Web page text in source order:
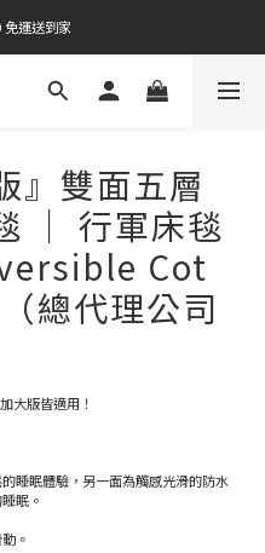
運送到家
運送到家
運送到家
』雙面五層
｜ 行軍床毯
Cot
總代理公司
大版皆適用！
睡眠體驗，另一面為觸感光滑的防水
眠。
。